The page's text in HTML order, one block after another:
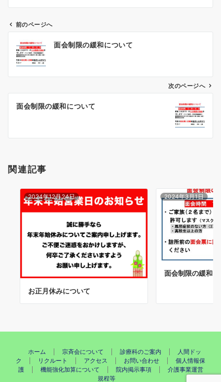
稿
ゲ
シ
ン
前のページへ
面会制限の緩和について
次のページへ
面会制限の緩和について
関連記事
2024年12月24日
お正月休みについて
2024年3月1日
面会制限の緩和
ホーム 宗斉会について 診療科のご案内
人間ドッ
ク
リクルート アクセス お問い合わせ
個人情報保
護
機能強化加算について 院内掲示事項
介護事業運営
規程等